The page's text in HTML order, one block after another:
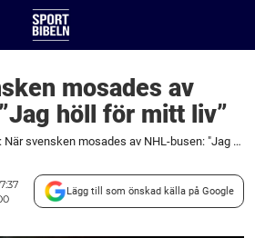
mosades av
höll för mitt liv”
TV: När svensken mosades av NHL-busen: "Jag höll för mitt liv"
Lägg till som önskad källa på Google